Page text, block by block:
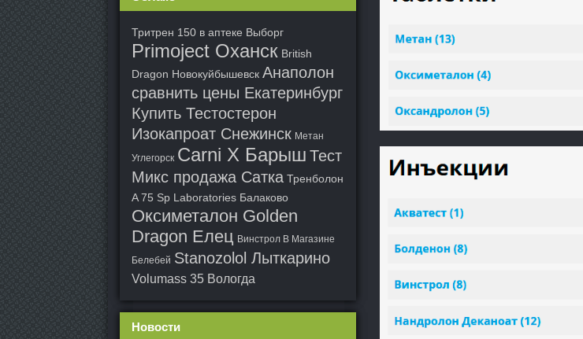
Тритрен 150 в аптеке Выборг
Primoject Оханск British
Dragon Новокуйбышевск Анаполон
сравнить цены Екатеринбург
Купить Тестостерон
Изокапроат Снежинск Метан
Углегорск Carni X Барыш Тест
Микс продажа Сатка Тренболон
A 75 Sp Laboratories Балаково
Оксиметалон Golden
Dragon Елец Винстрол В Магазине
Белебей Stanozolol Лыткарино
Volumass 35 Вологда
Новости